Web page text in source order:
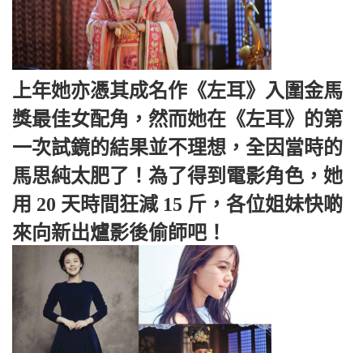
上年她亦憑其成名作《左耳》入圍金馬
獎最佳女配角，然而她在《左耳》的第
一次試鏡的結果並不理想，全因當時的
馬思純太肥了！為了得到電影角色，她
用 20 天時間狂減 15 斤，各位姐妹快啲
來向新出爐影後偷師吧！